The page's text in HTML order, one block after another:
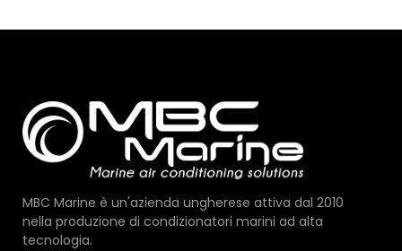
MBC Marine è un'azienda ungherese attiva dal 2010
nella produzione di condizionatori marini ad alta
tecnologia.